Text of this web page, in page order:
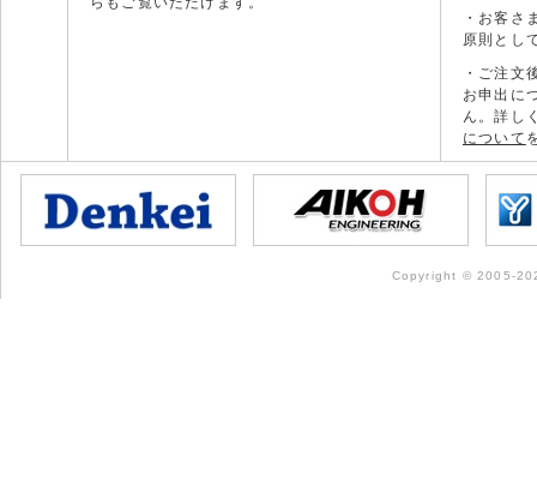
・お客さ
原則とし
・ご注文
お申出に
ん。詳し
について
Copyright © 2005-